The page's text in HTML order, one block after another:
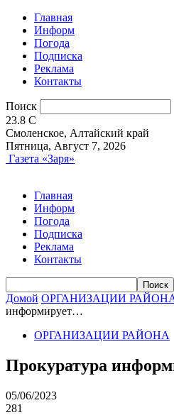
Главная
Информ
Погода
Подписка
Реклама
Контакты
Поиск
23.8 C
Смоленское, Алтайский край
Пятница, Август 7, 2026
Газета «Заря»
Главная
Информ
Погода
Подписка
Реклама
Контакты
Домой ОРГАНИЗАЦИИ
информирует…
ОРГАНИЗАЦИИ РАЙОНА
Прокуратура
05/06/2023
281